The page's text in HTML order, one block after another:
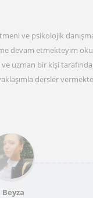
ve psikolojik
devam etmekteyim
uzman bir kişi
dersler
Beyza